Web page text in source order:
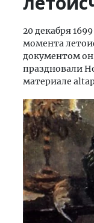
20 декабря
момента
документом он
праздновали
материале